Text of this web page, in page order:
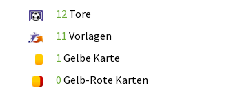
12 Tore
11 Vorlagen
1 Gelbe Karte
0 Gelb-Rote Karten